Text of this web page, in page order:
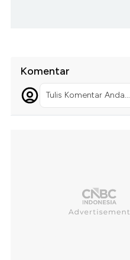
Komentar
Tulis Komentar Anda...